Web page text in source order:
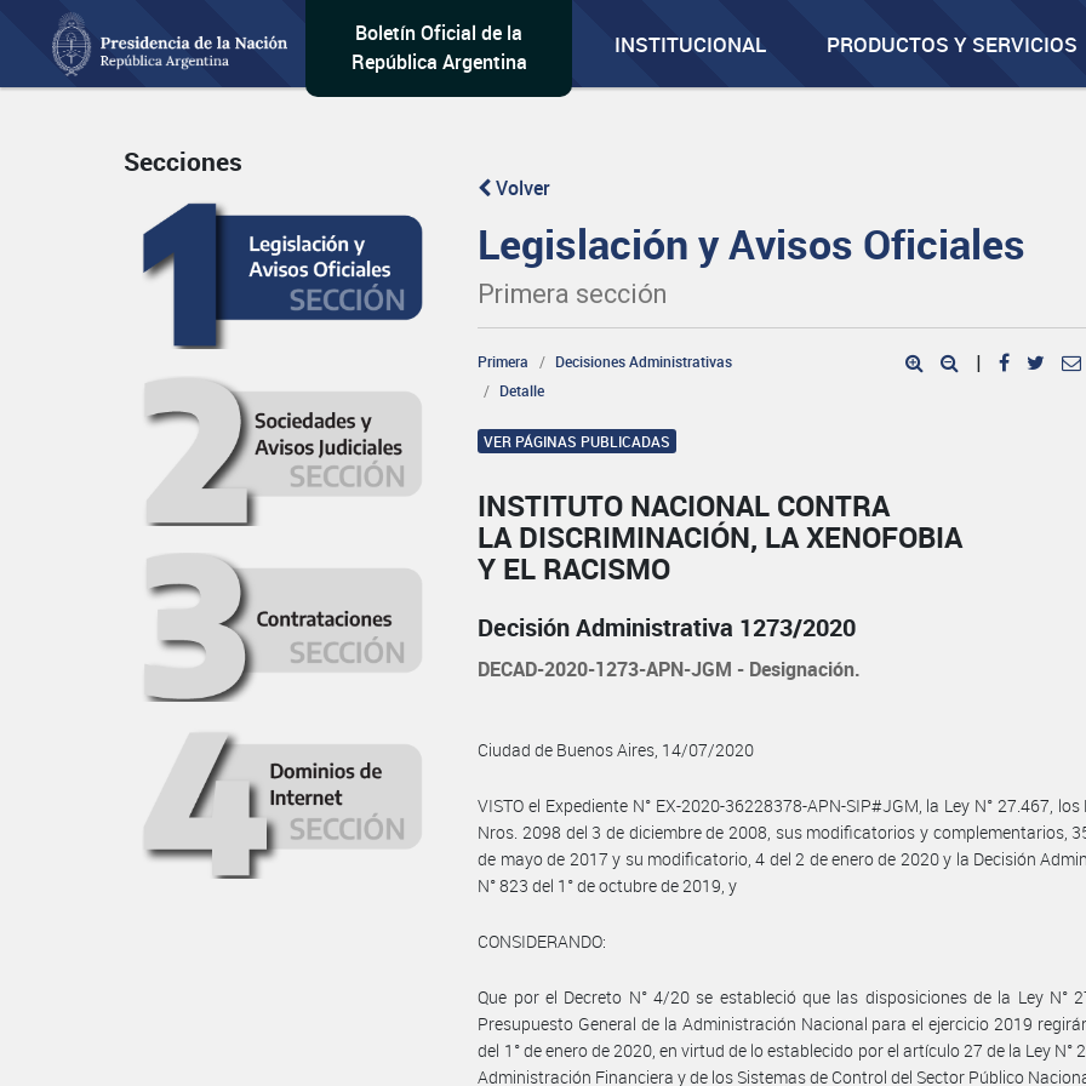
Boletín Oficial de la
República Argentina
INSTITUCIONAL PRODUCTOS Y SERVICIOS
Secciones
Volver
Legislación y Avisos Oficiales
Primera sección
Primera
Decisiones Administrativas
Detalle
|
VER PÁGINAS PUBLICADAS
INSTITUTO NACIONAL CONTRA
LA DISCRIMINACIÓN, LA XENOFOBIA
Y EL RACISMO
Decisión Administrativa 1273/2020
DECAD-2020-1273-APN-JGM - Designación.
Ciudad de Buenos Aires, 14/07/2020
VISTO el Expediente N° EX-2020-36228378-APN-SIP#JGM, la Ley N° 27.467, los
Nros. 2098 del 3 de diciembre de 2008, sus modificatorios y complementarios,
de mayo de 2017 y su modificatorio, 4 del 2 de enero de 2020 y la Decisión
N° 823 del 1° de octubre de 2019, y
CONSIDERANDO:
Que por el Decreto N° 4/20 se estableció que las disposiciones de la Ley N°
Presupuesto General de la Administración Nacional para el ejercicio 2019
del 1° de enero de 2020, en virtud de lo establecido por el artículo 27 de la Ley N°
Administración Financiera y de los Sistemas de Control del Sector Público